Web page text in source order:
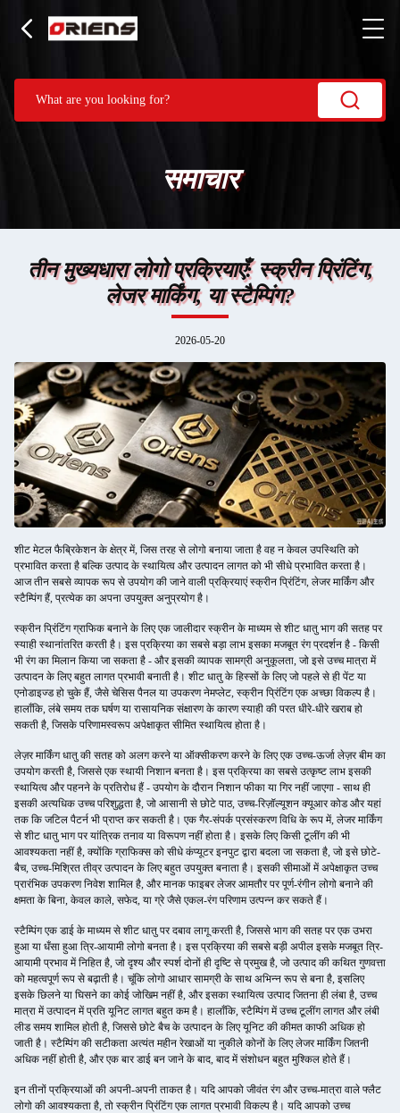
समाचार
तीन मुख्यधारा लोगो प्रक्रियाएँ: स्क्रीन प्रिंटिंग,
लेजर मार्किंग, या स्टैम्पिंग?
2026-05-20
शीट मेटल फैब्रिकेशन के क्षेत्र में, जिस तरह से लोगो बनाया जाता है वह न केवल उपस्थिति को
प्रभावित करता है बल्कि उत्पाद के स्थायित्व और उत्पादन लागत को भी सीधे प्रभावित करता है।
आज तीन सबसे व्यापक रूप से उपयोग की जाने वाली प्रक्रियाएं स्क्रीन प्रिंटिंग, लेजर मार्किंग और
स्टैम्पिंग हैं, प्रत्येक का अपना उपयुक्त अनुप्रयोग है।
स्क्रीन प्रिंटिंग ग्राफिक बनाने के लिए एक जालीदार स्क्रीन के माध्यम से शीट धातु भाग की सतह पर
स्याही स्थानांतरित करती है। इस प्रक्रिया का सबसे बड़ा लाभ इसका मजबूत रंग प्रदर्शन है - किसी
भी रंग का मिलान किया जा सकता है - और इसकी व्यापक सामग्री अनुकूलता, जो इसे उच्च मात्रा में
उत्पादन के लिए बहुत लागत प्रभावी बनाती है। शीट धातु के हिस्सों के लिए जो पहले से ही पेंट या
एनोडाइज्ड हो चुके हैं, जैसे चेसिस पैनल या उपकरण नेमप्लेट, स्क्रीन प्रिंटिंग एक अच्छा विकल्प है।
हालाँकि, लंबे समय तक घर्षण या रासायनिक संक्षारण के कारण स्याही की परत धीरे-धीरे खराब हो
सकती है, जिसके परिणामस्वरूप अपेक्षाकृत सीमित स्थायित्व होता है।
लेज़र मार्किंग धातु की सतह को अलग करने या ऑक्सीकरण करने के लिए एक उच्च-ऊर्जा लेज़र बीम का
उपयोग करती है, जिससे एक स्थायी निशान बनता है। इस प्रक्रिया का सबसे उत्कृष्ट लाभ इसकी
स्थायित्व और पहनने के प्रतिरोध हैं - उपयोग के दौरान निशान फीका या गिर नहीं जाएगा - साथ ही
इसकी अत्यधिक उच्च परिशुद्धता है, जो आसानी से छोटे पाठ, उच्च-रिज़ॉल्यूशन क्यूआर कोड और यहां
तक ​​​​कि जटिल पैटर्न भी प्राप्त कर सकती है। एक गैर-संपर्क प्रसंस्करण विधि के रूप में, लेजर मार्किंग
से शीट धातु भाग पर यांत्रिक तनाव या विरूपण नहीं होता है। इसके लिए किसी टूलींग की भी
आवश्यकता नहीं है, क्योंकि ग्राफिक्स को सीधे कंप्यूटर इनपुट द्वारा बदला जा सकता है, जो इसे छोटे-
बैच, उच्च-मिश्रित तीव्र उत्पादन के लिए बहुत उपयुक्त बनाता है। इसकी सीमाओं में अपेक्षाकृत उच्च
प्रारंभिक उपकरण निवेश शामिल है, और मानक फाइबर लेजर आमतौर पर पूर्ण-रंगीन लोगो बनाने की
क्षमता के बिना, केवल काले, सफेद, या ग्रे जैसे एकल-रंग परिणाम उत्पन्न कर सकते हैं।
स्टैम्पिंग एक डाई के माध्यम से शीट धातु पर दबाव लागू करती है, जिससे भाग की सतह पर एक उभरा
हुआ या धँसा हुआ त्रि-आयामी लोगो बनता है। इस प्रक्रिया की सबसे बड़ी अपील इसके मजबूत त्रि-
आयामी प्रभाव में निहित है, जो दृश्य और स्पर्श दोनों ही दृष्टि से प्रमुख है, जो उत्पाद की कथित गुणवत्ता
को महत्वपूर्ण रूप से बढ़ाती है। चूंकि लोगो आधार सामग्री के साथ अभिन्न रूप से बना है, इसलिए
इसके छिलने या घिसने का कोई जोखिम नहीं है, और इसका स्थायित्व उत्पाद जितना ही लंबा है, उच्च
मात्रा में उत्पादन में प्रति यूनिट लागत बहुत कम है। हालाँकि, स्टैम्पिंग में उच्च टूलींग लागत और लंबी
लीड समय शामिल होती है, जिससे छोटे बैच के उत्पादन के लिए यूनिट की कीमत काफी अधिक हो
जाती है। स्टैम्पिंग की सटीकता अत्यंत महीन रेखाओं या नुकीले कोनों के लिए लेजर मार्किंग जितनी
अधिक नहीं होती है, और एक बार डाई बन जाने के बाद, बाद में संशोधन बहुत मुश्किल होते हैं।
इन तीनों प्रक्रियाओं की अपनी-अपनी ताकत है। यदि आपको जीवंत रंग और उच्च-मात्रा वाले फ्लैट
लोगो की आवश्यकता है, तो स्क्रीन प्रिंटिंग एक लागत प्रभावी विकल्प है। यदि आपको उच्च